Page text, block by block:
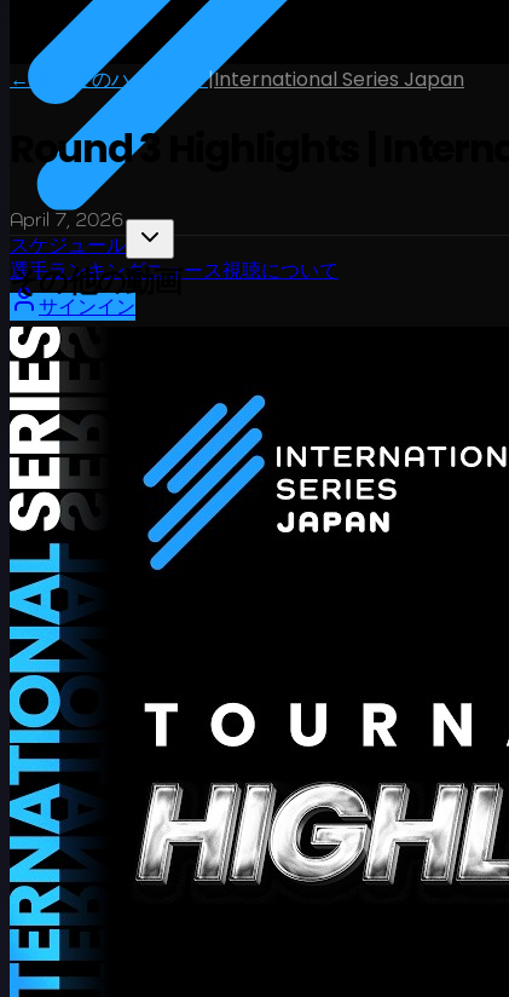
スケジュール
選手ランキングニュース視聴について
サインイン
← すべてのハイライト|International Series Japan
Round 3 Highlights |
April 7, 2026
その他の動画